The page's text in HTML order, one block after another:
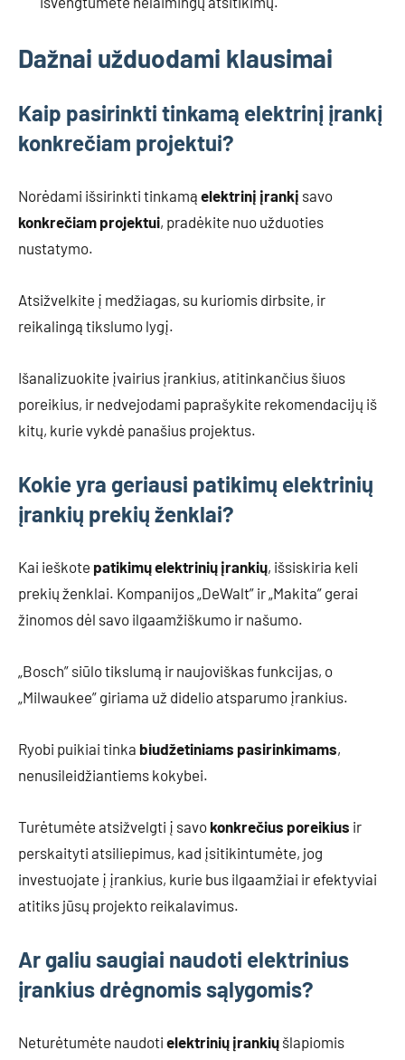
Dažnai užduodami klausimai
Kaip pasirinkti tinkamą elektrinį įrankį
konkrečiam projektui?
Norėdami išsirinkti tinkamą elektrinį įrankį savo
konkrečiam projektui, pradėkite nuo užduoties
nustatymo.
Atsižvelkite į medžiagas, su kuriomis dirbsite, ir
reikalingą tikslumo lygį.
Išanalizuokite įvairius įrankius, atitinkančius šiuos
poreikius, ir nedvejodami paprašykite rekomendacijų iš
kitų, kurie vykdė panašius projektus.
Kokie yra geriausi patikimų elektrinių
įrankių prekių ženklai?
Kai ieškote patikimų elektrinių įrankių, išsiskiria keli
prekių ženklai. Kompanijos „DeWalt” ir „Makita” gerai
žinomos dėl savo ilgaamžiškumo ir našumo.
„Bosch” siūlo tikslumą ir naujoviškas funkcijas, o
„Milwaukee” giriama už didelio atsparumo įrankius.
Ryobi puikiai tinka biudžetiniams pasirinkimams,
nenusileidžiantiems kokybei.
Turėtumėte atsižvelgti į savokonkrečius poreikius ir
perskaityti atsiliepimus, kad įsitikintumėte, jog
investuojate į įrankius, kurie bus ilgaamžiai ir efektyviai
atitiks jūsų projekto reikalavimus.
Ar galiu saugiai naudoti elektrinius
įrankius drėgnomis sąlygomis?
Neturėtumėte naudoti elektrinių įrankių šlapiomis